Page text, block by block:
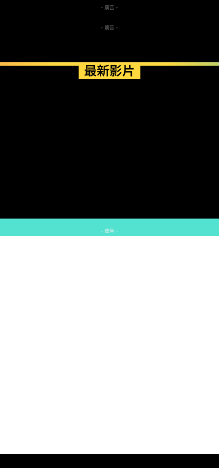
- 廣告 -
- 廣告 -
最新影片
- 廣告 -